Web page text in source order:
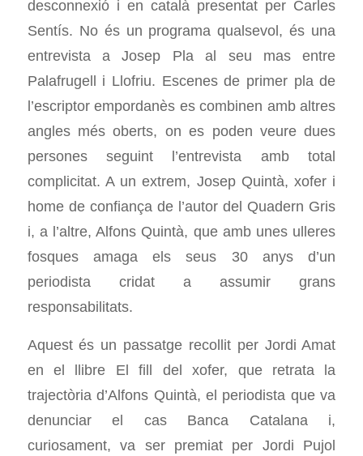
desconnexió i en català presentat per Carles
Sentís. No és un programa qualsevol, és una
entrevista a Josep Pla al seu mas entre
Palafrugell i Llofriu. Escenes de primer pla de
l’escriptor empordanès es combinen amb altres
angles més oberts, on es poden veure dues
persones seguint l’entrevista amb total
complicitat. A un extrem, Josep Quintà, xofer i
home de confiança de l’autor del Quadern Gris
i, a l’altre, Alfons Quintà, que amb unes ulleres
fosques amaga els seus 30 anys d’un
periodista cridat a assumir grans
responsabilitats.
Aquest és un passatge recollit per Jordi Amat
en el llibre El fill del xofer, que retrata la
trajectòria d’Alfons Quintà, el periodista que va
denunciar el cas Banca Catalana i,
curiosament, va ser premiat per Jordi Pujol